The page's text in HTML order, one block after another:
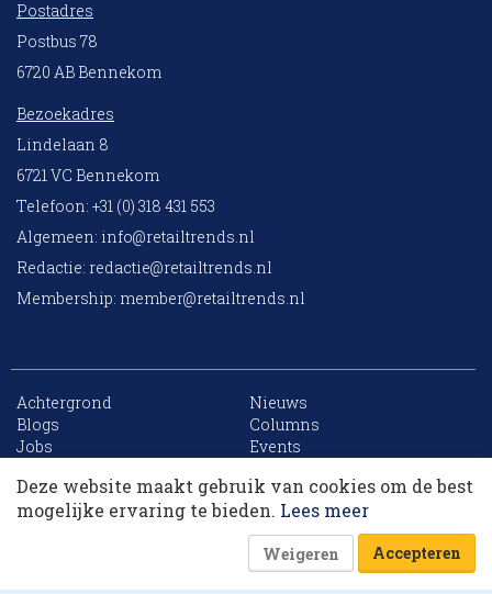
Postadres
Postbus 78
6720 AB Bennekom
Bezoekadres
Lindelaan 8
6721 VC Bennekom
Telefoon: +31 (0) 318 431 553
Algemeen: info@retailtrends.nl
Redactie: redactie@retailtrends.nl
Membership: member@retailtrends.nl
Achtergrond
Nieuws
Blogs
Columns
Jobs
Events
Archief
Sitemap
Website is powered by
Deze website maakt gebruik van cookies om de best
mogelijke ervaring te bieden. Lees meer
Weigeren Accepteren
10 collega’s
Korting op events